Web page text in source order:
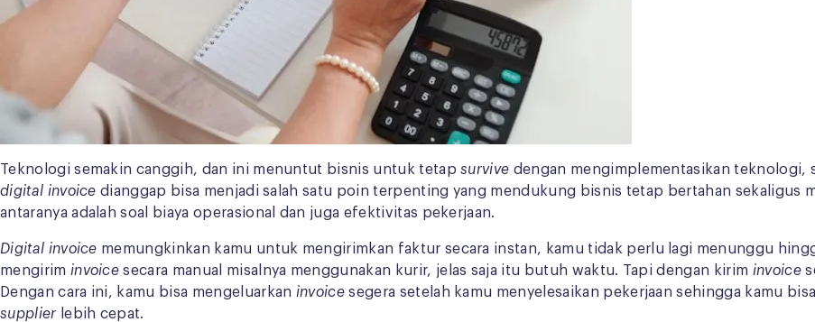
Teknologi semakin canggih, dan ini menuntut bisnis untuk tetapsurvive dengan mengimplementasikan teknologi,
digital invoicedianggap bisa menjadi salah satu poin terpenting yang mendukung bisnis tetap bertahan sekaligus
antaranya adalah soal biaya operasional dan juga efektivitas pekerjaan.
Digital invoice memungkinkan kamu untuk mengirimkan faktur secara instan, kamu tidak perlu lagi menunggu
mengirim invoicesecara manual misalnya menggunakan kurir, jelas saja itu butuh waktu. Tapi dengan kirim invoice
Dengan cara ini, kamu bisa mengeluarkan invoicesegera setelah kamu menyelesaikan pekerjaan sehingga kamu
supplier lebih cepat.